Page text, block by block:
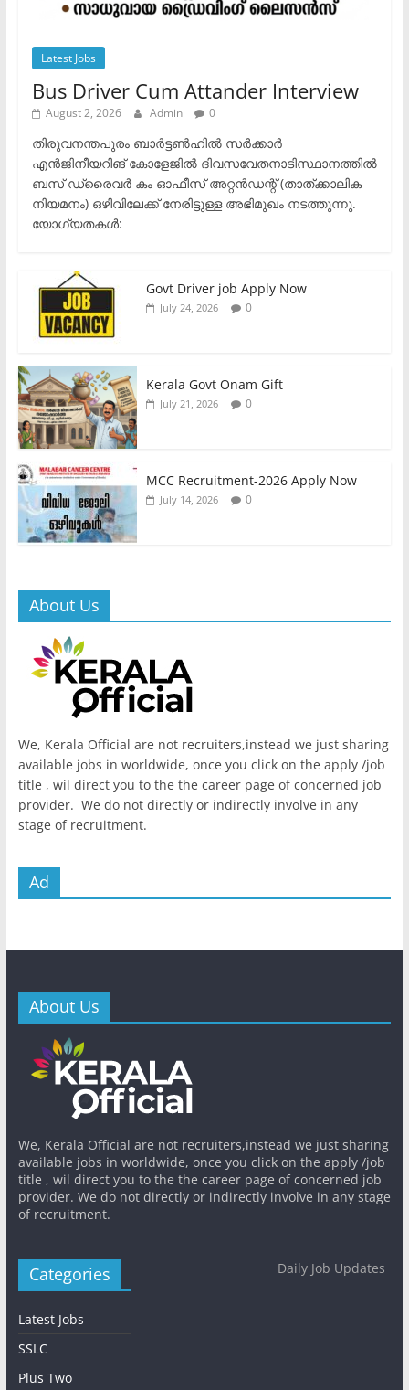
Latest Jobs
Bus Driver Cum Attander Interview
August 2, 2026 Admin 0
തിരുവനന്തപുരം ബാർട്ടൺഹിൽ സർക്കാർ
എൻജിനീയറിങ് കോളേജിൽ ദിവസവേതനാടിസ്ഥാനത്തിൽ
ബസ് ഡ്രൈവർ കം ഓഫീസ് അറ്റൻഡന്റ് (താത്ക്കാലിക
നിയമനം) ഒഴിവിലേക്ക് നേരിട്ടുള്ള അഭിമുഖം നടത്തുന്നു.​
യോഗ്യതകൾ:
Govt Driver job Apply Now
July 24, 2026 0
Kerala Govt Onam Gift
July 21, 2026 0
MCC Recruitment-2026 Apply Now
July 14, 2026 0
About Us
We, Kerala Official are not recruiters,instead we just sharing
available jobs in worldwide, once you click on the apply /job
title , wil direct you to the the career page of concerned job
provider. We do not directly or indirectly involve in any
stage of recruitment.
Ad
About Us
We, Kerala Official are not recruiters,instead we just sharing
available jobs in worldwide, once you click on the apply /job
title , wil direct you to the the career page of concerned job
provider. We do not directly or indirectly involve in any stage
of recruitment.
Categories
Latest Jobs
SSLC
Plus Two
Daily Job Updates